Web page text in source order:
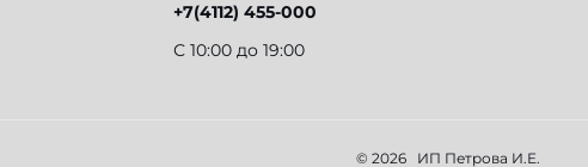
+7(4112) 455-000
С 10:00 до 19:00
© 2026 ИП Петрова И.Е.